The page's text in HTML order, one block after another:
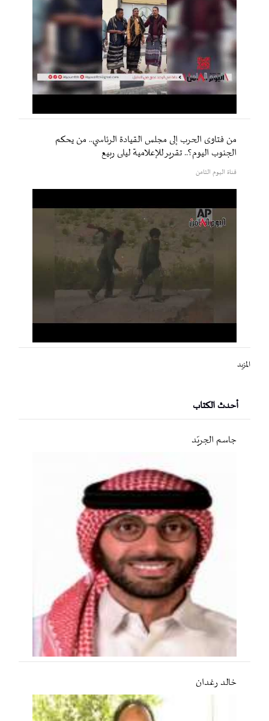
من فتاوى الحرب إلى مجلس القيادة الرئاسي.. من يحكم
الجنوب اليوم؟.. تقرير للإعلامية ليلى ربيع
قناة اليوم الثامن
المزيد
أحدث الكتاب
جاسم الجريّد
خالد رغدان